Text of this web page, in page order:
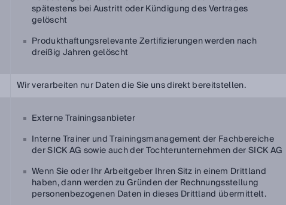
spätestens bei Austritt oder Kündigung des Vertrages
gelöscht
Produkthaftungsrelevante Zertifizierungen werden nach
dreißig Jahren gelöscht
Wir verarbeiten nur Daten die Sie uns direkt bereitstellen.
Externe Trainingsanbieter
Interne Trainer und Trainingsmanagement der Fachbereiche
der SICK AG sowie auch der Tochterunternehmen der SICK AG
Wenn Sie oder Ihr Arbeitgeber Ihren Sitz in einem Drittland
haben, dann werden zu Gründen der Rechnungsstellung
personenbezogenen Daten in dieses Drittland übermittelt.